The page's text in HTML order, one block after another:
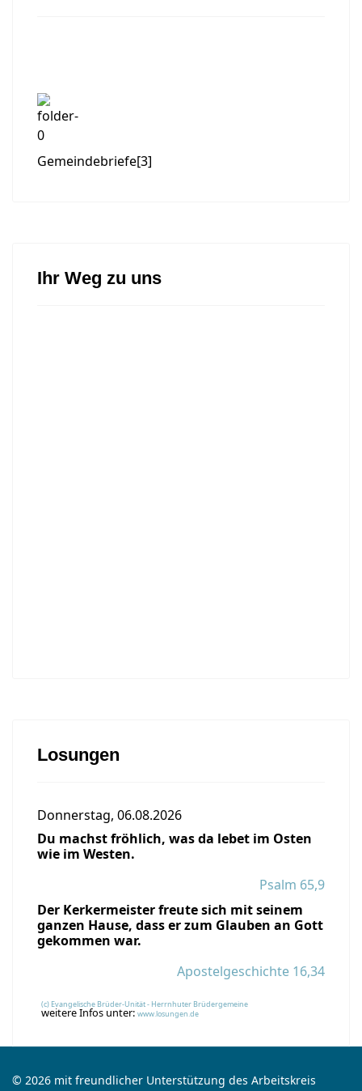
Gemeindebriefe[3]
Ihr Weg zu uns
Losungen
Donnerstag, 06.08.2026
Du machst fröhlich, was da lebet im Osten
wie im Westen.
Psalm 65,9
Der Kerkermeister freute sich mit seinem
ganzen Hause, dass er zum Glauben an Gott
gekommen war.
Apostelgeschichte 16,34
(c) Evangelische Brüder-Unität - Herrnhuter Brüdergemeine
weitere Infos unter: www.losungen.de
© 2026 mit freundlicher Unterstützung des Arbeitskreis